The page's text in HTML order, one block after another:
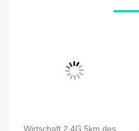
Wirtschaft 2.4G 5km des